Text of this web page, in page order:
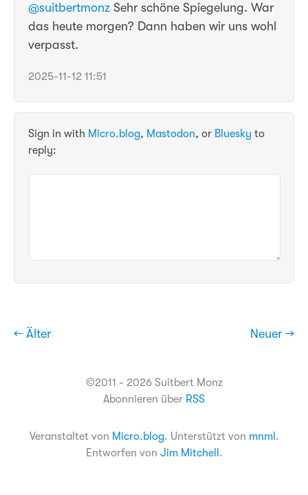
@suitbertmonz Sehr schöne Spiegelung. War
das heute morgen? Dann haben wir uns wohl
verpasst.
2025-11-12 11:51
Sign in with Micro.blog, Mastodon, or Bluesky to
reply:
← Älter Neuer →
©2011 - 2026 Suitbert Monz
Abonnieren über RSS
Veranstaltet von Micro.blog. Unterstützt von mnml .
Entworfen von Jim Mitchell .